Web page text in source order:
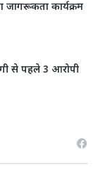
जागरूकता कार्यक्रम
से पहले 3 आरोपी